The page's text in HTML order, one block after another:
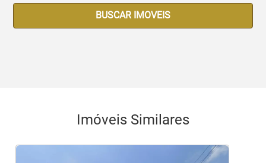
BUSCAR IMOVEIS
Imóveis Similares